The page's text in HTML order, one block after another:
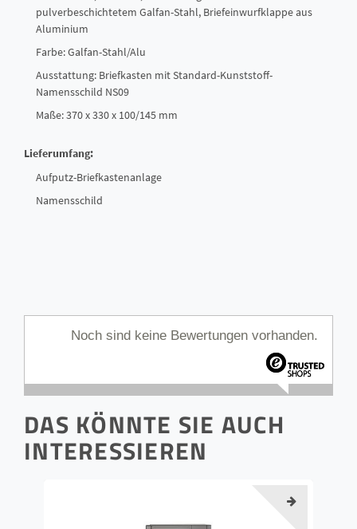
pulverbeschichtetem Galfan-Stahl, Briefeinwurfklappe aus
Aluminium
Farbe: Galfan-Stahl/Alu
Ausstattung: Briefkasten mit Standard-Kunststoff-
Namensschild NS09
Maße: 370 x 330 x 100/145 mm
Lieferumfang:
Aufputz-Briefkastenanlage
Namensschild
Noch sind keine Bewertungen vorhanden.
DAS KÖNNTE SIE AUCH
INTERESSIEREN